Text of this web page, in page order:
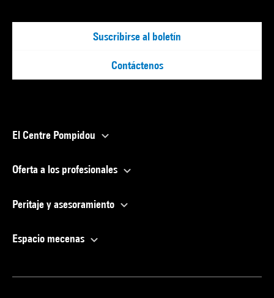
Suscribirse al boletín
Contáctenos
El Centre Pompidou
Oferta a los profesionales
Peritaje y asesoramiento
Espacio mecenas